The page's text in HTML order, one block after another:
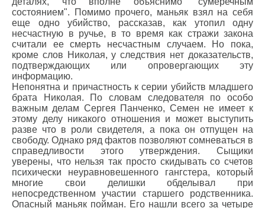
состоянием". Помимо прочего, маньяк взял на себя
еще одно убийство, рассказав, как утопил одну
несчастную в ручье, в то время как стражи закона
считали ее смерть несчастным случаем. Но пока,
кроме слов Николая, у следствия нет доказательств,
подтверждающих или опровергающих эту
информацию.
Непонятна и причастность к серии убийств младшего
брата Николая. По словам следователя по особо
важным делам Сергея Панченко, Семен не имеет к
этому делу никакого отношения и может выступить
разве что в роли свидетеля, а пока он отпущен на
свободу. Однако ряд фактов позволяют сомневаться в
справедливости этого утверждения. Сыщики
уверены, что нельзя так просто скидывать со счетов
психически неуравновешенного гангстера, который
многие свои делишки обделывал при
непосредственном участии старшего родственника.
Опасный маньяк пойман. Его нашли всего за четыре